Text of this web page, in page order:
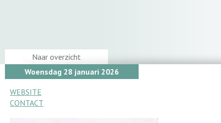
Naar overzicht
Woensdag 28 januari 2026
WEBSITE
CONTACT